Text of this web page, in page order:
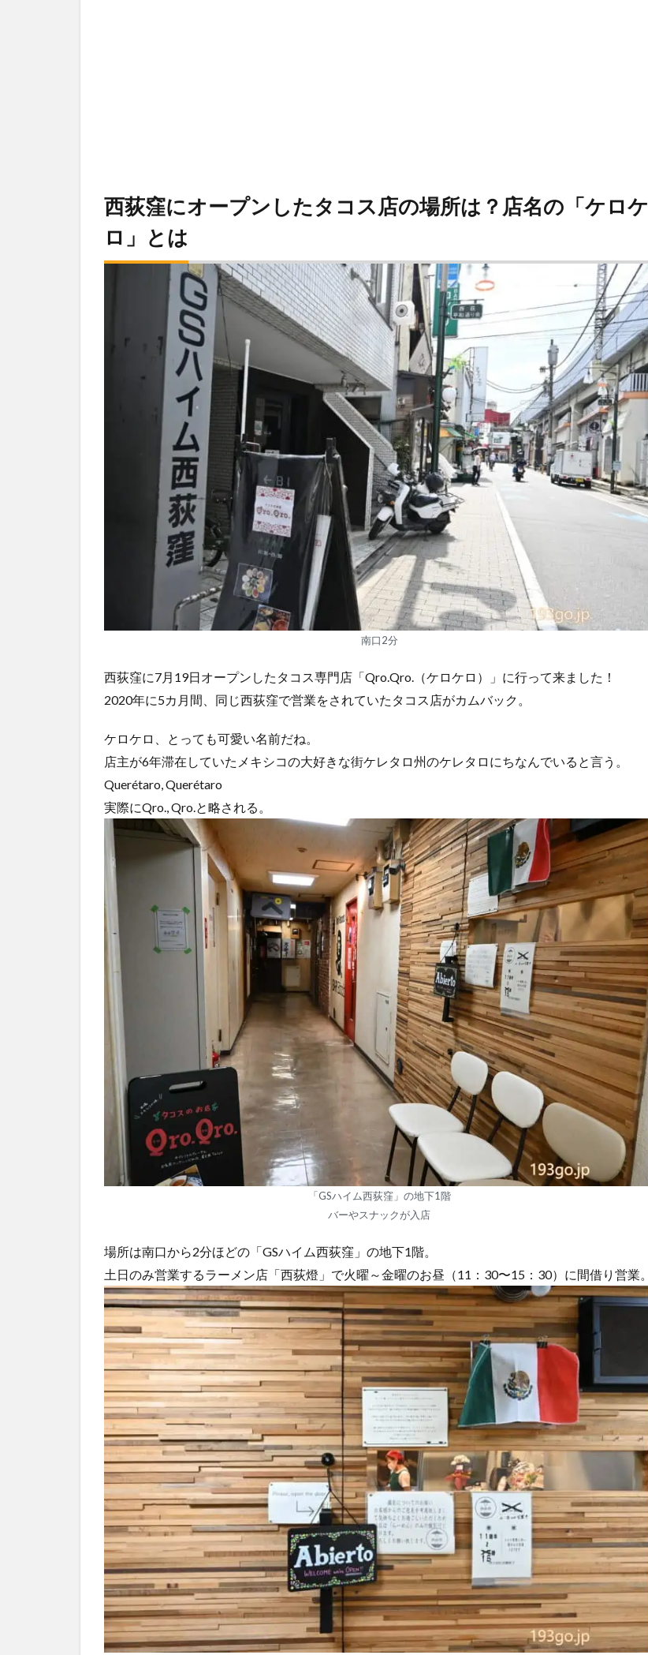
西荻窪にオープンしたタコス店の場所は？店名の「ケロケ
ロ」とは
南口2分
西荻窪に7月19日オープンしたタコス専門店「Qro.Qro.（ケロケロ）」に行って来ました！
2020年に5カ月間、同じ西荻窪で営業をされていたタコス店がカムバック。
ケロケロ、とっても可愛い名前だね。
店主が6年滞在していたメキシコの大好きな街ケレタロ州のケレタロにちなんでいると言う。
Querétaro, Querétaro
実際にQro., Qro.と略される。
「GSハイム西荻窪」の地下1階
バーやスナックが入店
場所は南口から2分ほどの「GSハイム西荻窪」の地下1階。
土日のみ営業するラーメン店「西荻燈」で火曜～金曜のお昼（11：30〜15：30）に間借り営業。